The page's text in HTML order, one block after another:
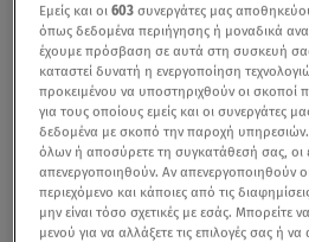
Εμείς και οι603 συνεργάτες μας
όπως δεδομένα περιήγησης ή μοναδικά
έχουμε πρόσβαση σε αυτά στη συσκευή
καταστεί δυνατή η ενεργοποίηση
προκειμένου να υποστηριχθούν οι σκοποί
για τους οποίους εμείς και οι συνεργάτες
δεδομένα με σκοπό την παροχή
όλων ή αποσύρετε τη συγκατάθεσή σας, οι
απενεργοποιηθούν. Αν απενεργοποιηθούν
περιεχόμενο και κάποιες από τις
μην είναι τόσο σχετικές με εσάς. Μπορείτε
μενού για να αλλάξετε τις επιλογές σας ή